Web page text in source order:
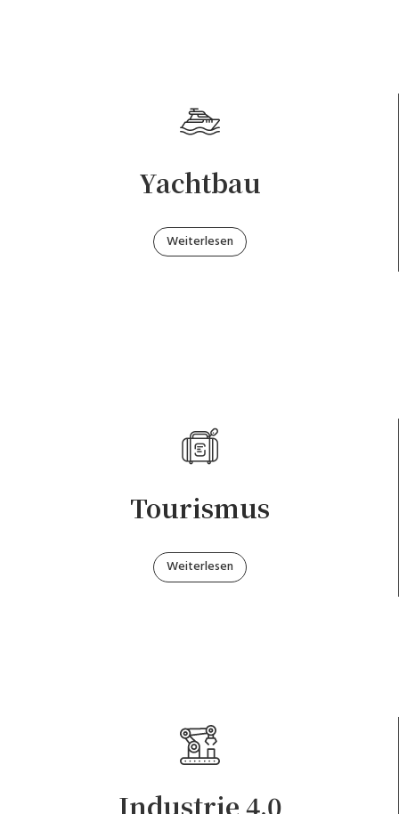
Yachtbau
Weiterlesen
Tourismus
Weiterlesen
Industrie 4.0